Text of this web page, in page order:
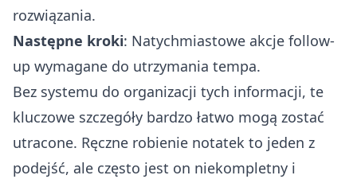
rozwiązania.
Następne kroki: Natychmiastowe akcje follow-
up wymagane do utrzymania tempa.
Bez systemu do organizacji tych informacji, te
kluczowe szczegóły bardzo łatwo mogą zostać
utracone. Ręczne robienie notatek to jeden z
podejść, ale często jest on niekompletny i